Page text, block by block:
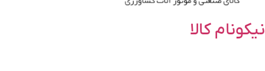
نیکونام کالا